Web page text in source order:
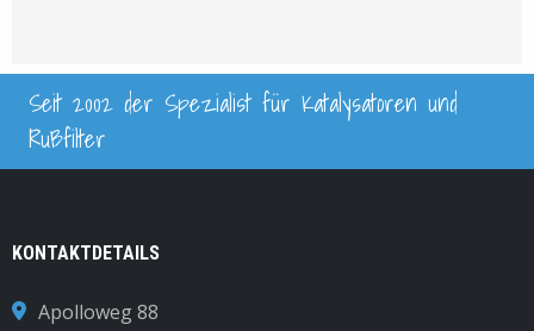
Seit 2002 der Spezialist für Katalysatoren und
Rußfilter
KONTAKTDETAILS
Apolloweg 88